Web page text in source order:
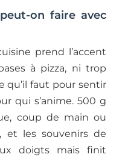
on faire avec
prend l’accent
à pizza, ni trop
qu’il faut pour sentir
qui s’anime. 500 g
coup de main ou
et les souvenirs de
doigts mais finit